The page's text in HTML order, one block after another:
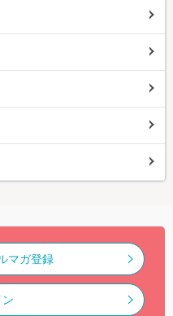
マガ登録
ン